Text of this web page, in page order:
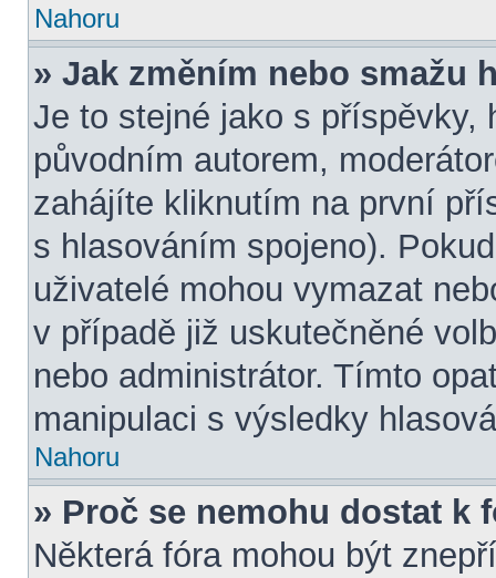
Nahoru
» Jak změním nebo smažu
Je to stejné jako s příspěvky,
původním autorem,
zahájíte kliknutím na první
s hlasováním spojeno).
uživatelé mohou vymazat
v případě již uskutečněné
nebo administrátor. Tímto
manipulaci s výsledky
Nahoru
» Proč se nemohu dostat k
Některá fóra mohou být